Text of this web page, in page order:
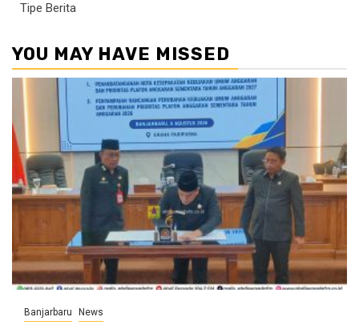
Tipe Berita
YOU MAY HAVE MISSED
Banjarbaru News